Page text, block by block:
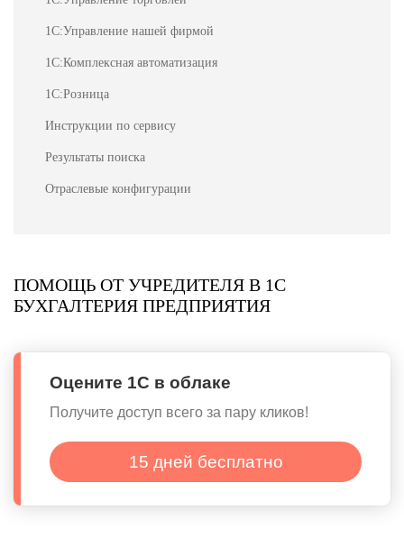
1С:Управление нашей фирмой
1С:Комплексная автоматизация
1С:Розница
Инструкции по сервису
Результаты поиска
Отраслевые конфигурации
ПОМОЩЬ ОТ УЧРЕДИТЕЛЯ В 1С
БУХГАЛТЕРИЯ ПРЕДПРИЯТИЯ
Оцените 1С в облаке
Получите доступ всего за пару кликов!
15 дней бесплатно